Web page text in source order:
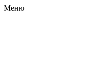
Меню